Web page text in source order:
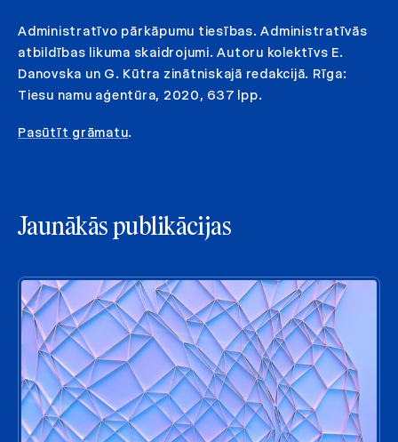
Administratīvo pārkāpumu tiesības. Administratīvās
atbildības likuma skaidrojumi. Autoru kolektīvs E.
Danovska un G. Kūtra zinātniskajā redakcijā. Rīga:
Tiesu namu aģentūra, 2020, 637 lpp.
Pasūtīt grāmatu.
Jaunākās publikācijas